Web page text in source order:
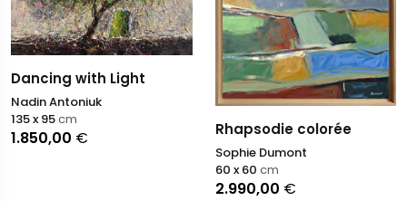
Dancing with Light
Nadin Antoniuk
1.850,00 €
135 x 95cm
Rhapsodie colorée
Sophie Dumont
2.990,00 €
60 x 60 cm